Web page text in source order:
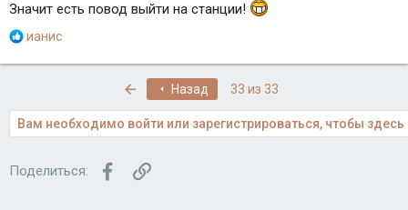
Значит есть повод выйти на станции!
Р
а
и
и
ианис
ПервыйНазад 33 из 33
Вам необходимо войти или зарегистрироваться, чтобы здесь
Поделиться: FacebookСсылка